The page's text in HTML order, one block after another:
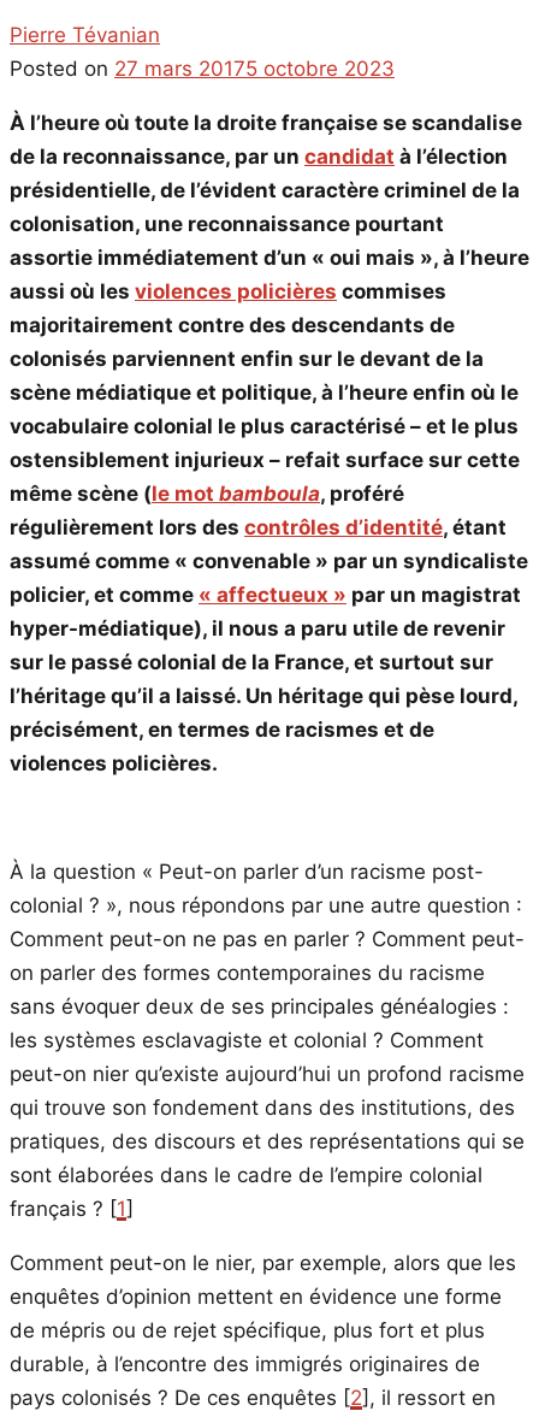
Pierre Tévanian
Posted on 27 mars 20175 octobre 2023
À l’heure où toute la droite française se scandalise
de la reconnaissance, par un candidat à l’élection
présidentielle, de l’évident caractère criminel de la
colonisation, une reconnaissance pourtant
assortie immédiatement d’un « oui mais », à l’heure
aussi où les violences policières commises
majoritairement contre des descendants de
colonisés parviennent enfin sur le devant de la
scène médiatique et politique, à l’heure enfin où le
vocabulaire colonial le plus caractérisé – et le plus
ostensiblement injurieux – refait surface sur cette
même scène (le mot bamboula, proféré
régulièrement lors des contrôles d’identité, étant
assumé comme « convenable » par un syndicaliste
policier, et comme « affectueux » par un magistrat
hyper-médiatique), il nous a paru utile de revenir
sur le passé colonial de la France, et surtout sur
l’héritage qu’il a laissé. Un héritage qui pèse lourd,
précisément, en termes de racismes et de
violences policières.
À la question « Peut-on parler d’un racisme post-
colonial ? », nous répondons par une autre question :
Comment peut-on ne pas en parler ? Comment peut-
on parler des formes contemporaines du racisme
sans évoquer deux de ses principales généalogies :
les systèmes esclavagiste et colonial ? Comment
peut-on nier qu’existe aujourd’hui un profond racisme
qui trouve son fondement dans des institutions, des
pratiques, des discours et des représentations qui se
sont élaborées dans le cadre de l’empire colonial
français ? [1]
Comment peut-on le nier, par exemple, alors que les
enquêtes d’opinion mettent en évidence une forme
de mépris ou de rejet spécifique, plus fort et plus
durable, à l’encontre des immigrés originaires de
pays colonisés ? De ces enquêtes [2], il ressort en